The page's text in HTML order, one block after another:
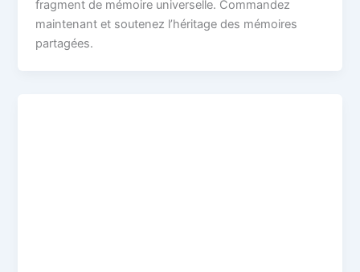
fragment de mémoire universelle. Commandez
maintenant et soutenez l’héritage des mémoires
partagées.